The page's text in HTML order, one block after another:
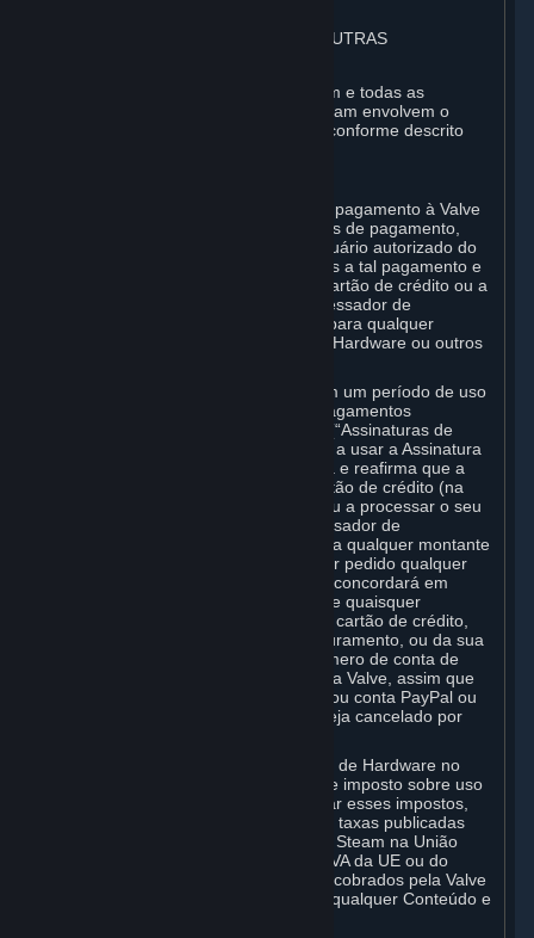
3. FATURAMENTO, PAGAMENTO E OUTRAS
Todas as despesas incorridas no Steam e todas as
compras realizadas com a Carteira Steam envolvem o
pagamento antecipado e final, exceto conforme descrito
Quando você fornecer informações de pagamento à Valve
ou a um dos respectivos processadores de pagamento,
estará declarando, à Valve, que é o usuário autorizado do
cartão, PIN, senha ou conta associados a tal pagamento e
que autoriza a Valve a cobrar de seu cartão de crédito ou a
processar seu pagamento com o processador de
pagamentos de terceiros selecionado para qualquer
Assinatura, fundos da Carteira Steam, Hardware ou outros
Para Assinaturas pedidas com base em um período de uso
determinado, no qual são efetuados pagamentos
recorrentes em troca de uso contínuo (“Assinaturas de
Pagamento Recorrente”), ao continuar a usar a Assinatura
de Pagamento Recorrente, você aceita e reafirma que a
Valve está autorizada a cobrar seu cartão de crédito (na
sua Carteira Steam, se tiver fundos), ou a processar o seu
pagamento com qualquer outro processador de
pagamentos de terceiros aplicável, para qualquer montante
de pagamento recorrente. Se você tiver pedido qualquer
Assinatura de Pagamento Recorrente, concordará em
notificar a Valve, assim que possível, de quaisquer
alterações no seu número de conta de cartão de crédito,
data de validade e/ou endereço de faturamento, ou da sua
conta PayPal ou de qualquer outro número de conta de
pagamento, e concordará em notificar a Valve, assim que
possível, caso o seu cartão de crédito ou conta PayPal ou
outra conta de pagamento expire ou seja cancelado por
Se o seu uso do Steam ou sua compra de Hardware no
Steam estiver sujeito a qualquer tipo de imposto sobre uso
ou sobre vendas, a Valve poderá cobrar esses impostos,
em acréscimo à Assinatura ou a outras taxas publicadas
nas Regras de Uso. Todas as taxas do Steam na União
Europeia e no Reino Unido incluem o IVA da UE ou do
Reino Unido (“IVA”). Os valores de IVA cobrados pela Valve
refletem o IVA devido sobre o valor de qualquer Conteúdo e